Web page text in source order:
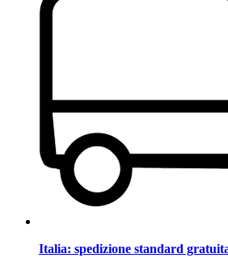
Italia: spedizione standard